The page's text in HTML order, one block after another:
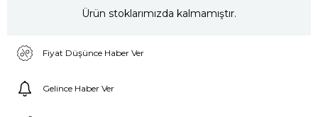
Ürün stoklarımızda kalmamıştır.
Fiyat Düşünce Haber Ver
Gelince Haber Ver